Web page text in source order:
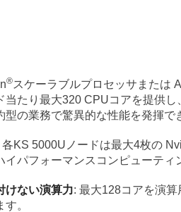
®スケーラブルプロセッサまたは
当たり最大320 CPUコアを提供
型の業務で驚異的な性能を発揮で
各KS 5000Uノードは最大4枚の
イパフォーマンスコンピューテ
けない演算力: 最大128コアを演
。